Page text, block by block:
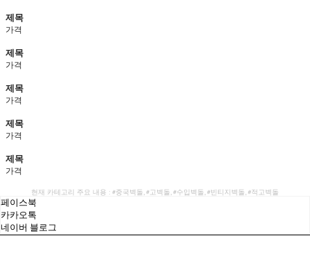
제목
가격
제목
가격
제목
가격
제목
가격
제목
가격
현재 카테고리 주요 내용 : #중국벽돌, #고벽돌, #수입벽돌, #빈티지벽돌, #적고벽돌
페이스북
카카오톡
네이버 블로그